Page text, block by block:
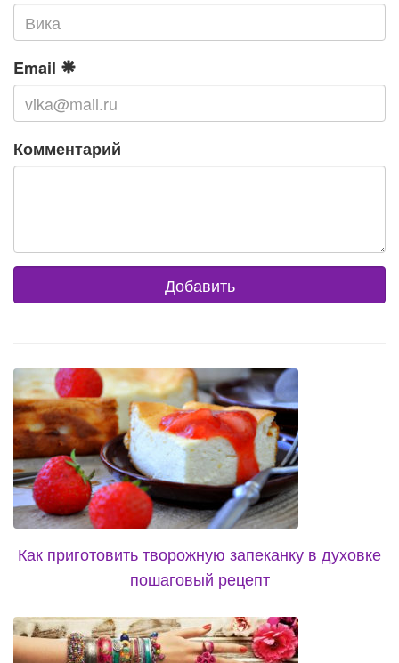
Email
Комментарий
Как приготовить творожную запеканку в духовке
пошаговый рецепт